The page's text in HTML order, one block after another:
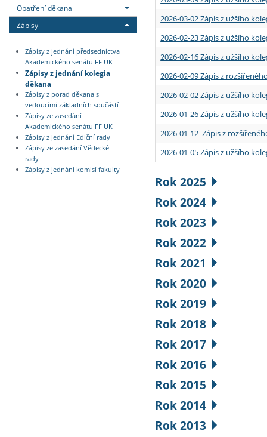
Opatření děkana
Zápisy
Zápisy z jednání předsednictva
Akademického senátu FF UK
Zápisy z jednání kolegia
děkana
Zápisy z porad děkana s
vedoucími základních součástí
Zápisy ze zasedání
Akademického senátu FF UK
Zápisy z jednání Ediční rady
Zápisy ze zasedání Vědecké
rady
Zápisy z jednání komisí fakulty
2026-03-02 Zápis z užšího
2026-02-23 Zápis z užšího
2026-02-16 Zápis z užšího
2026-02-09 Zápis z
2026-02-02 Zápis z užšího
2026-01-26 Zápis z užšího
2026-01-12 Zápis z
2026-01-05 Zápis z užšího
Rok 2025
Rok 2024
Rok 2023
Rok 2022
Rok 2021
Rok 2020
Rok 2019
Rok 2018
Rok 2017
Rok 2016
Rok 2015
Rok 2014
Rok 2013